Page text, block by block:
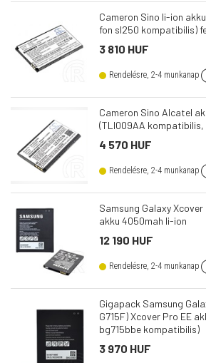
Cameron Sino li-ion
fon sl250 kompatibilis)
3 810 HUF
Rendelésre, 2-4 munkanap
Cameron Sino Alcatel
(TLI009AA kompatibilis,
4 570 HUF
Rendelésre, 2-4 munkanap
Samsung Galaxy
akku 4050mah li-ion
12 190 HUF
Rendelésre, 2-4 munkanap
Gigapack Samsung
G715F) Xcover Pro EE
bg715bbe kompatibilis)
3 970 HUF